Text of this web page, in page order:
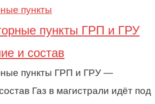
пункты
пункты ГРП и ГРУ
и состав
пункты ГРП и ГРУ —
Газ в магистрали идёт под